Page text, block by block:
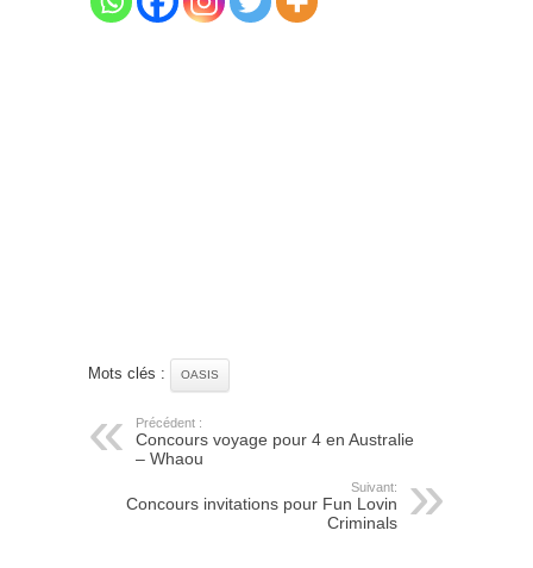
Mots clés : OASIS
Précédent :
Concours voyage pour 4 en Australie
– Whaou
Suivant:
Concours invitations pour Fun Lovin
Criminals